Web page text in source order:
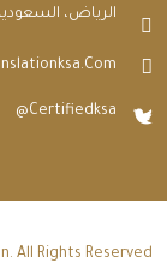
الرياض،
@certifiedksa
All Rights Reserved.